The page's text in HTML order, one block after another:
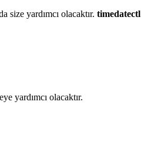
yardımcı olacaktır. timedatectl
yardımcı olacaktır.